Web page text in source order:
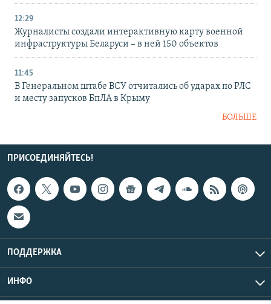
12:29
Журналисты создали интерактивную карту военной
инфраструктуры Беларуси – в ней 150 объектов
11:45
В Генеральном штабе ВСУ отчитались об ударах по РЛС
и месту запусков БпЛА в Крыму
БОЛЬШЕ
ПРИСОЕДИНЯЙТЕСЬ!
ПОДДЕРЖКА
ИНФО